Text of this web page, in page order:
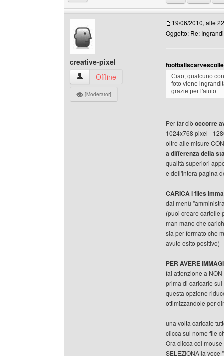
creative-pixel
creative-pixel Profilo
Offline
[Moderator]
19/06/2010, alle
Oggetto: Re:
Ciao, qualcuno
foto viene
grazie per l'aiuto
Per far ciò occorre
1024x768 pixel -
oltre alle misure
a differenza della
qualità superiori
e dell'intera pagina
CARICA i files
dal menù
(puoi creare cartelle
man mano che
sia per formato che
avuto esito positivo)
PER AVERE
fai attenzione a
prima di caricarle
questa opzione
ottimizzandole per
una volta caricate
clicca sul nome file
Ora clicca col
SELEZIONA la voce